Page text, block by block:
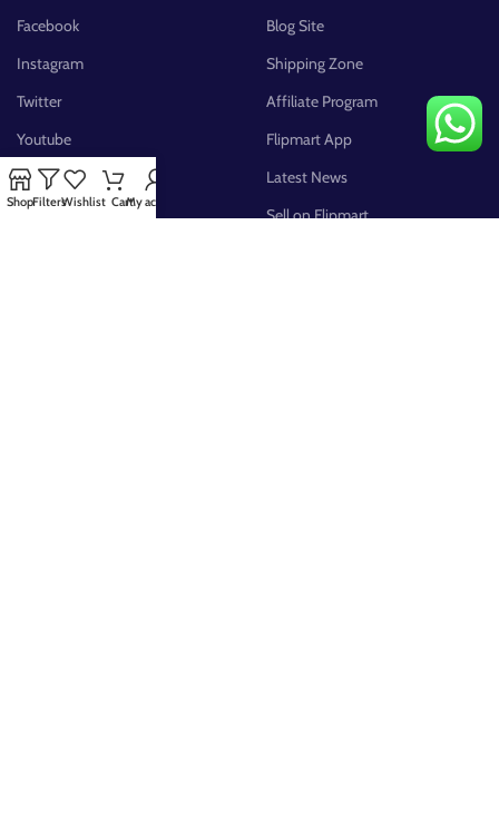
Facebook
Instagram
Twitter
Youtube
Pinterest
FB Group
Blog Site
Shipping Zone
Affiliate Program
Flipmart App
Latest News
Sell on Flipmart
ShopFiltersWishlist CartMy account